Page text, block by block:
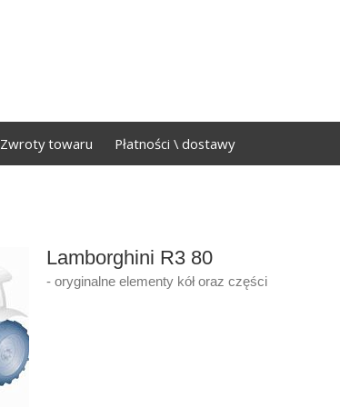
Zwroty towaru Płatności \ dostawy
Lamborghini R3 80
- oryginalne elementy kół oraz części